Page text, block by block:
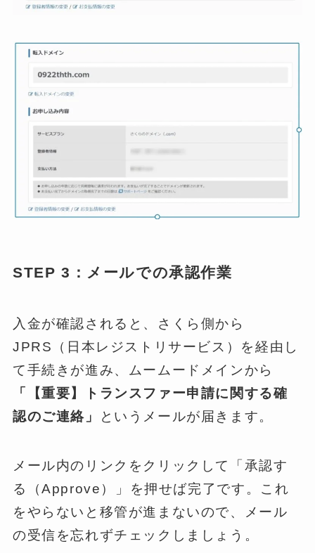
STEP 3：メールでの承認作業
入金が確認されると、さくら側から
JPRS（日本レジストリサービス）を経由し
て手続きが進み、ムームードメインから
「【重要】トランスファー申請に関する確
認のご連絡」
というメールが届きます。
メール内のリンクをクリックして「承認す
る（Approve）」を押せば完了です。これ
をやらないと移管が進まないので、メール
の受信を忘れずチェックしましょう。